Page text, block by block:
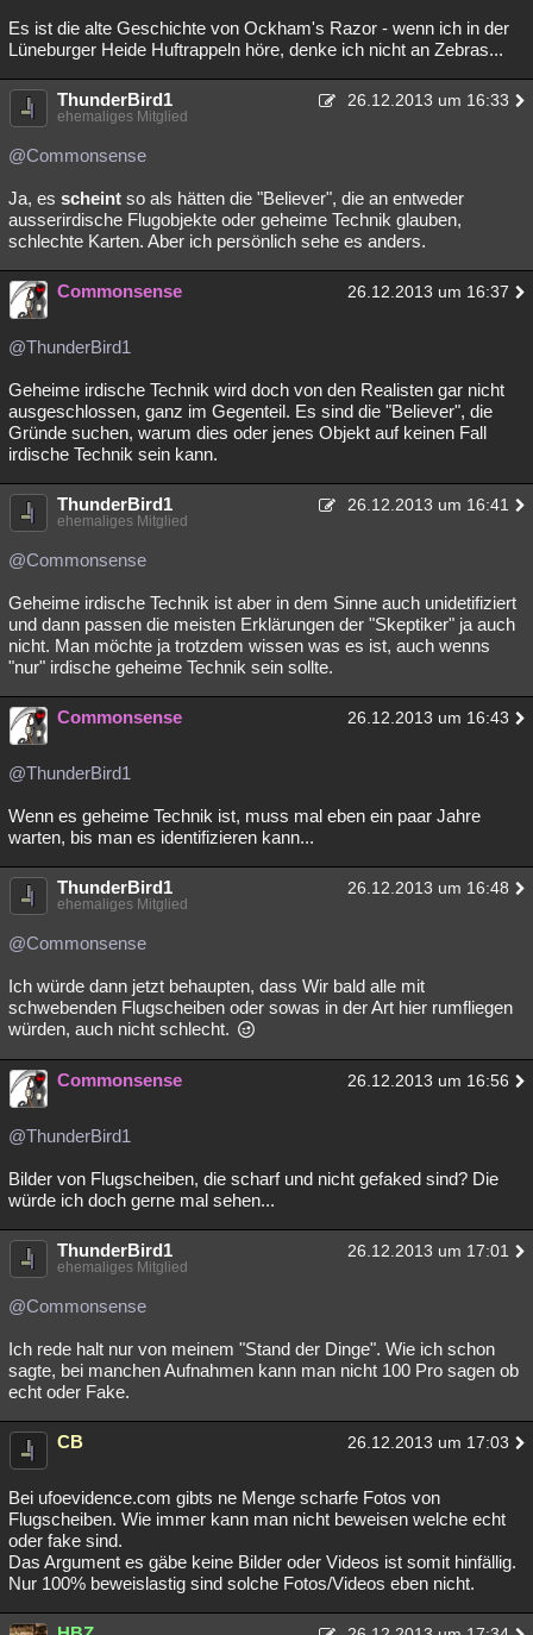
Es ist die alte Geschichte von Ockham's Razor - wenn ich in der
Lüneburger Heide Huftrappeln höre, denke ich nicht an Zebras...
ThunderBird1 26.12.2013 um 16:33
ehemaliges Mitglied
@Commonsense
Ja, es scheint so als hätten die "Believer", die an entweder
ausserirdische Flugobjekte oder geheime Technik glauben,
schlechte Karten. Aber ich persönlich sehe es anders.
Commonsense 26.12.2013 um 16:37
@ThunderBird1
Geheime irdische Technik wird doch von den Realisten gar nicht
ausgeschlossen, ganz im Gegenteil. Es sind die "Believer", die
Gründe suchen, warum dies oder jenes Objekt auf keinen Fall
irdische Technik sein kann.
ThunderBird1 26.12.2013 um 16:41
ehemaliges Mitglied
@Commonsense
Geheime irdische Technik ist aber in dem Sinne auch unidetifiziert
und dann passen die meisten Erklärungen der "Skeptiker" ja auch
nicht. Man möchte ja trotzdem wissen was es ist, auch wenns
"nur" irdische geheime Technik sein sollte.
Commonsense 26.12.2013 um 16:43
@ThunderBird1
Wenn es geheime Technik ist, muss mal eben ein paar Jahre
warten, bis man es identifizieren kann...
ThunderBird1 26.12.2013 um 16:48
ehemaliges Mitglied
@Commonsense
Ich würde dann jetzt behaupten, dass Wir bald alle mit
schwebenden Flugscheiben oder sowas in der Art hier rumfliegen
würden, auch nicht schlecht.
Commonsense 26.12.2013 um 16:56
@ThunderBird1
Bilder von Flugscheiben, die scharf und nicht gefaked sind? Die
würde ich doch gerne mal sehen...
ThunderBird1 26.12.2013 um 17:01
ehemaliges Mitglied
@Commonsense
Ich rede halt nur von meinem "Stand der Dinge". Wie ich schon
sagte, bei manchen Aufnahmen kann man nicht 100 Pro sagen ob
echt oder Fake.
CB 26.12.2013 um 17:03
Bei ufoevidence.com gibts ne Menge scharfe Fotos von
Flugscheiben. Wie immer kann man nicht beweisen welche echt
oder fake sind.
Das Argument es gäbe keine Bilder oder Videos ist somit hinfällig.
Nur 100% beweislastig sind solche Fotos/Videos eben nicht.